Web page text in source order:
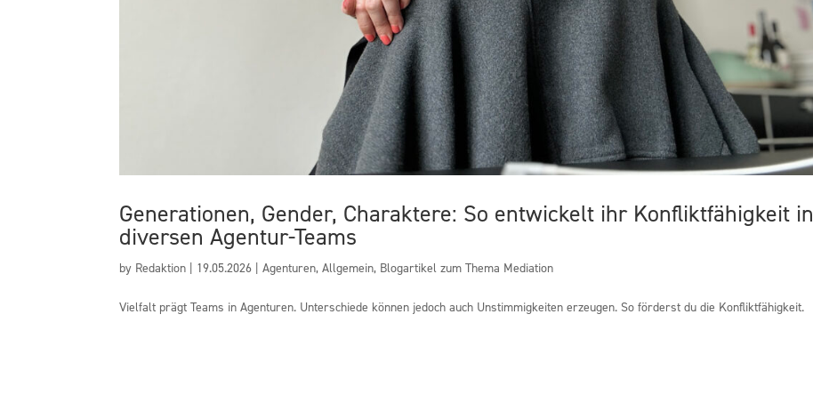
Generationen, Gender, Charaktere: So entwickelt ihr Konfliktfähigkeit in
diversen Agentur-Teams
by Redaktion | 19.05.2026 |Agenturen,Allgemein, Blogartikel zum Thema Mediation
Vielfalt prägt Teams in Agenturen. Unterschiede können jedoch auch Unstimmigkeiten erzeugen. So förderst du die Konfliktfähigkeit.